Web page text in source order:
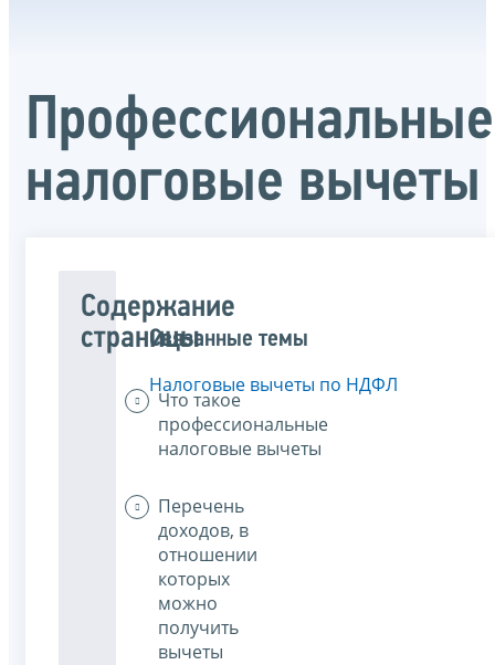
Профессиональные
налоговые вычеты
Содержание
страницы
Что такое
профессиональные
налоговые вычеты
Перечень
доходов, в
отношении
которых
можно
получить
вычеты
Связанные темы
Налоговые вычеты по НДФЛ